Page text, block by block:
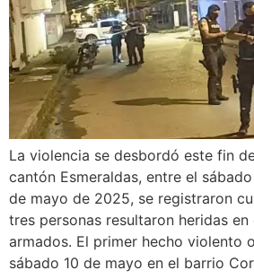
La violencia se desbordó este fin
cantón Esmeraldas, entre el
de mayo de 2025, se registraron
tres personas resultaron heridas
armados. El primer hecho violento
sábado 10 de mayo en el barrio